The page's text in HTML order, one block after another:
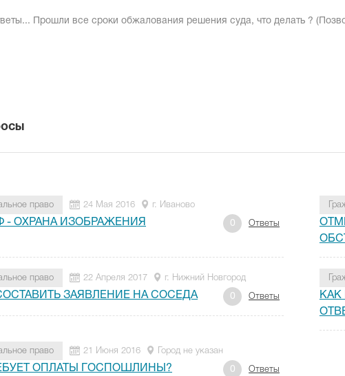
Прошли все сроки обжалования решения суда, что делать ?
право 24 Мая 2016 г. Иваново
- ОХРАНА ИЗОБРАЖЕНИЯ
0 Ответы
право 22 Апреля 2017 г. Нижний Новгород
ЗАЯВЛЕНИЕ НА СОСЕДА 0 Ответы
КАК
право 21 Июня 2016 Город не указан
ОПЛАТЫ ГОСПОШЛИНЫ? 0 Ответы